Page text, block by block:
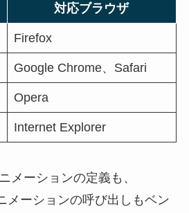
対応ブラウザ
Firefox
Google Chrome、Safari
Opera
Internet Explorer
メーションの定義も、
メーションの呼び出しもベン